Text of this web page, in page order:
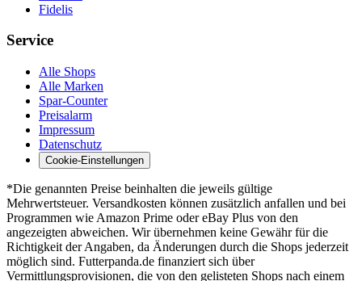
Fidelis
Service
Alle Shops
Alle Marken
Spar-Counter
Preisalarm
Impressum
Datenschutz
Cookie-Einstellungen
*Die genannten Preise beinhalten die jeweils gültige
Mehrwertsteuer. Versandkosten können zusätzlich anfallen und bei
Programmen wie Amazon Prime oder eBay Plus von den
angezeigten abweichen. Wir übernehmen keine Gewähr für die
Richtigkeit der Angaben, da Änderungen durch die Shops jederzeit
möglich sind. Futterpanda.de finanziert sich über
Vermittlungsprovisionen, die von den gelisteten Shops nach einem